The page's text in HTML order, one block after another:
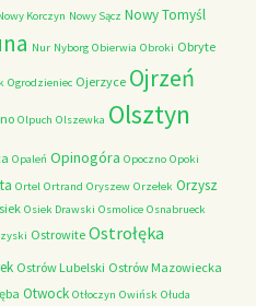
Korczyn Nowy Sącz Nowy Tomyśl
Nur Nyborg Obierwia Obroki Obryte
Ogrodzieniec Ojerzyce Ojrzeń
Olpuch Olszewka Olsztyn
Opaleń Opinogóra Opoczno Opoki
Ortel Ortrand Oryszew Orzełek Orzysz
Osiek Drawski Osmolice Osnabrueck
Ostrowite Ostrołęka
Ostrów Lubelski Ostrów Mazowiecka
Otwock Otłoczyn Owińsk Ołuda